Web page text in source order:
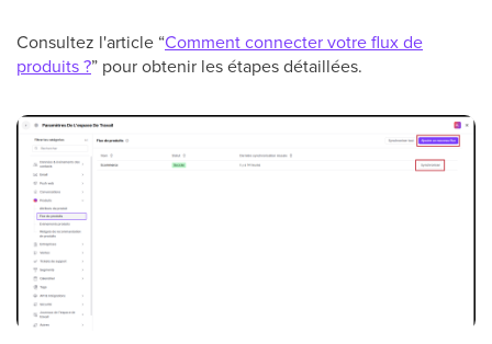
Consultez l'article “Comment connecter votre flux de
produits ?” pour obtenir les étapes détaillées.